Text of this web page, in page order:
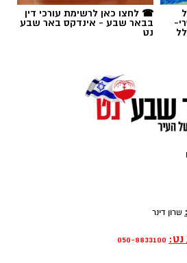
באר שבע נט לחצו כאן
☎ לחצו כאן לרשימת עורכי דין
בבאר שבע - אינדקס באר שבע
נט
שרון דינר
נט: 050-8833100